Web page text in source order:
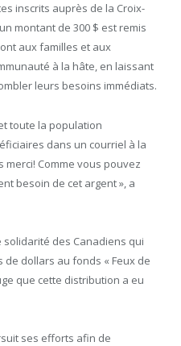
inscrits auprès de la Croix-
montant de 300 $ est remis
aux familles et aux
à la hâte, en laissant
leurs besoins immédiats.
toute la population
dans un courriel à la
merci! Comme vous pouvez
besoin de cet argent », a
des Canadiens qui
de dollars au fonds « Feux de
que cette distribution a eu
ses efforts afin de